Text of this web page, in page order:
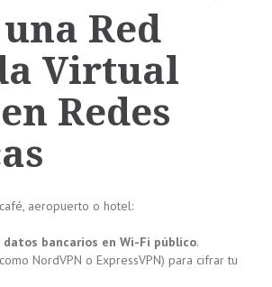
Red
Virtual
Redes
aeropuerto o hotel:
bancarios en Wi-Fi público.
NordVPN o ExpressVPN) para cifrar tu